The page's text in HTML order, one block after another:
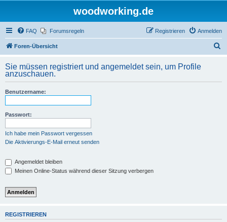
woodworking.de
FAQ Forumsregeln Anmelden
Registrieren
Foren-Übersicht
h
Sie müssen registriert und angemeldet sein, um Profile
anzuschauen.
Benutzername:
Passwort:
Ich habe mein Passwort vergessen
Die Aktivierungs-E-Mail erneut senden
Angemeldet bleiben
Meinen Online-Status während dieser Sitzung verbergen
REGISTRIEREN